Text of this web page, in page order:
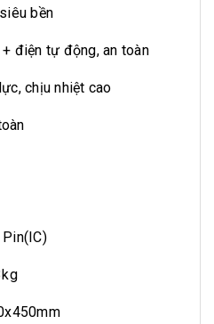
bền
điện tự động, an toàn
chịu nhiệt cao